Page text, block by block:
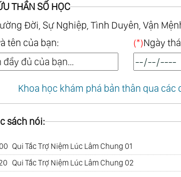
THẦN SỐ HỌC
Đời, Sự Nghiệp, Tình Duyên, Vận
tên của bạn: (*)Ngày
Khoa học khám phá bản thân qua
sách nói:
Qui Tắc Trợ Niệm Lúc Lâm Chung 01
Qui Tắc Trợ Niệm Lúc Lâm Chung 02